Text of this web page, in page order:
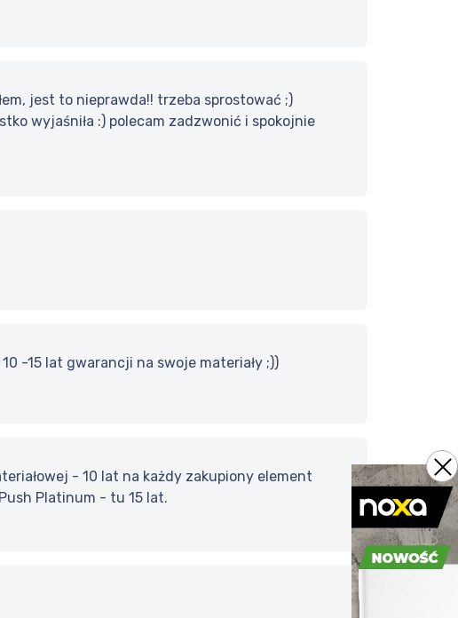
jest to nieprawda!! trzeba sprostować ;)
wyjaśniła :) polecam zadzwonić i spokojnie
-15 lat gwarancji na swoje materiały ;))
- 10 lat na każdy zakupiony element
Platinum - tu 15 lat.